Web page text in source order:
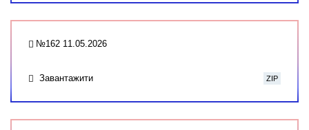
№162 11.05.2026
Завантажити ZIP